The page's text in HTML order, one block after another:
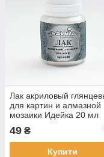
Лак акриловый
для картин и алмазной
мозаики Идейка 20 мл
49 ₴
Купити